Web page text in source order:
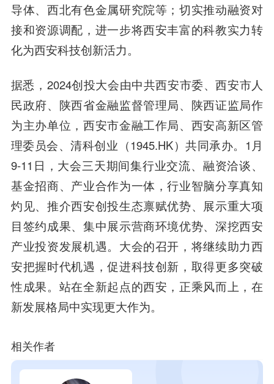
导体、西北有色金属研究院等；切实推动融资对
接和资源调配，进一步将西安丰富的科教实力转
化为西安科技创新活力。
据悉，2024创投大会由中共西安市委、西安市人
民政府、陕西省金融监督管理局、陕西证监局作
为主办单位，西安市金融工作局、西安高新区管
理委员会、清科创业（1945.HK）共同承办。1月
9-11日，大会三天期间集行业交流、融资洽谈、
基金招商、产业合作为一体，行业智脑分享真知
灼见、推介西安创投生态禀赋优势、展示重大项
目签约成果、集中展示营商环境优势、深挖西安
产业投资发展机遇。大会的召开，将继续助力西
安把握时代机遇，促进科技创新，取得更多突破
性成果。站在全新起点的西安，正乘风而上，在
新发展格局中实现更大作为。
相关作者